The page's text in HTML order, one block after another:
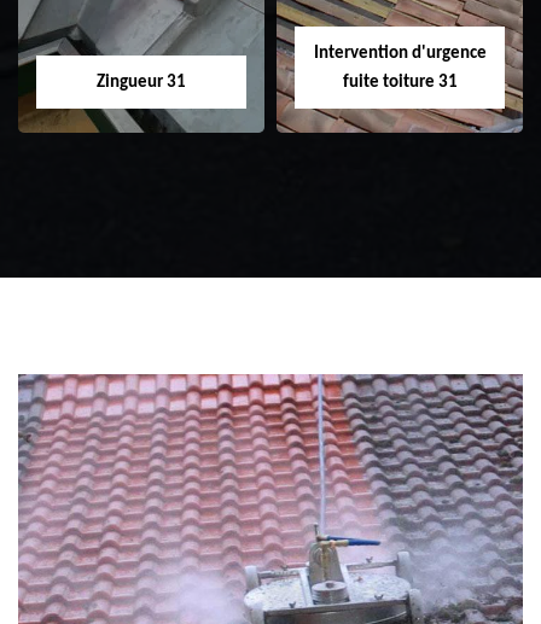
Zingueur 31
Intervention d'urgence
fuite toiture 31